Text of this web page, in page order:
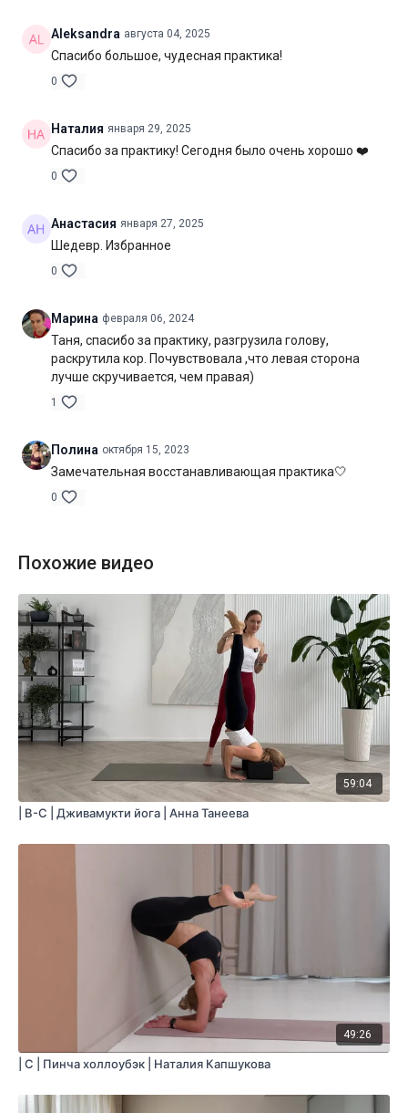
Aleksandra августа 04, 2025
Спасибо большое, чудесная практика!
0
Наталия января 29, 2025
Спасибо за практику! Сегодня было очень хорошо ❤️
0
Анастасия января 27, 2025
Шедевр. Избранное
0
Марина февраля 06, 2024
Таня, спасибо за практику, разгрузила голову,
раскрутила кор. Почувствовала ,что левая сторона
лучше скручивается, чем правая)
1
Полина октября 15, 2023
Замечательная восстанавливающая практика🤍
0
Похожие видео
59:04
| B-C | Дживамукти йога | Анна Танеева
49:26
| C | Пинча холлоубэк | Наталия Капшукова